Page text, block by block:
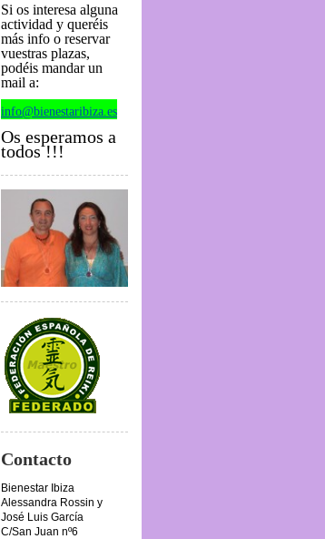
Si os interesa alguna
actividad y queréis
más info o reservar
vuestras plazas,
podéis mandar un
mail a:
info@bienestaribiza.es
Os esperamos a
todos !!!
Contacto
Bienestar Ibiza
Alessandra Rossin y
José Luis García
C/San Juan nº6